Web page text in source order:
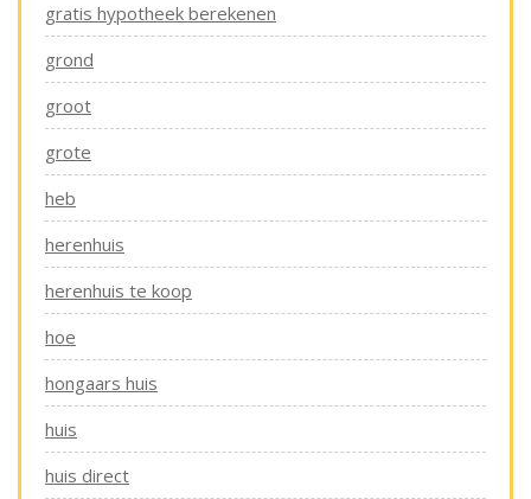
gratis hypotheek berekenen
grond
groot
grote
heb
herenhuis
herenhuis te koop
hoe
hongaars huis
huis
huis direct